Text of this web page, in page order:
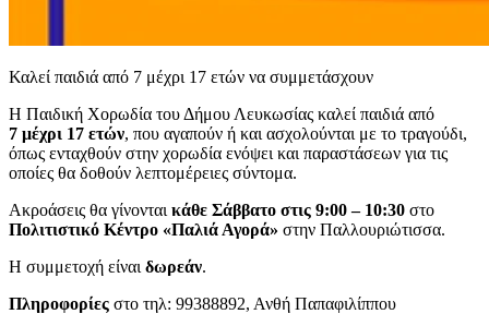
Καλεί παιδιά από 7 μέχρι 17 ετών να συμμετάσχουν
Η Παιδική Χορωδία του Δήμου Λευκωσίας καλεί παιδιά από
7 μέχρι 17 ετών, που αγαπούν ή και ασχολούνται με το τραγούδι,
όπως ενταχθούν στην χορωδία ενόψει και παραστάσεων για τις
οποίες θα δοθούν λεπτομέρειες σύντομα.
Ακροάσεις θα γίνονται κάθε Σάββατο στις 9:00 – 10:30 στο
Πολιτιστικό Κέντρο «Παλιά Αγορά» στην Παλλουριώτισσα.
Η συμμετοχή είναι δωρεάν.
Πληροφορίες στο τηλ: 99388892, Ανθή Παπαφιλίππου